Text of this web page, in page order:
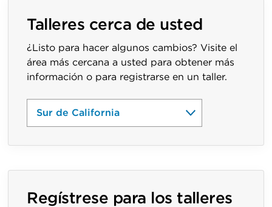
Talleres cerca de usted
¿Listo para hacer algunos cambios? Visite el
área más cercana a usted para obtener más
información o para registrarse en un taller.
Regístrese para los talleres